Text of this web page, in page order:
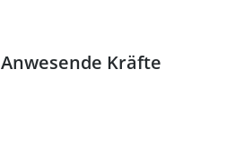
Anwesende Kräfte